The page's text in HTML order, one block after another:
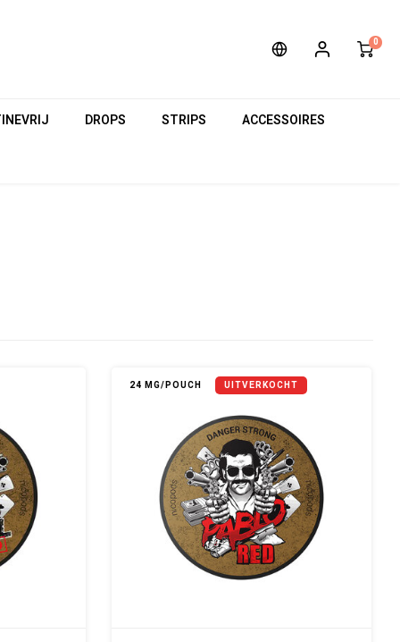
0
DROPS STRIPS ACCESSOIRES
24 MG/POUCH UITVERKOCHT